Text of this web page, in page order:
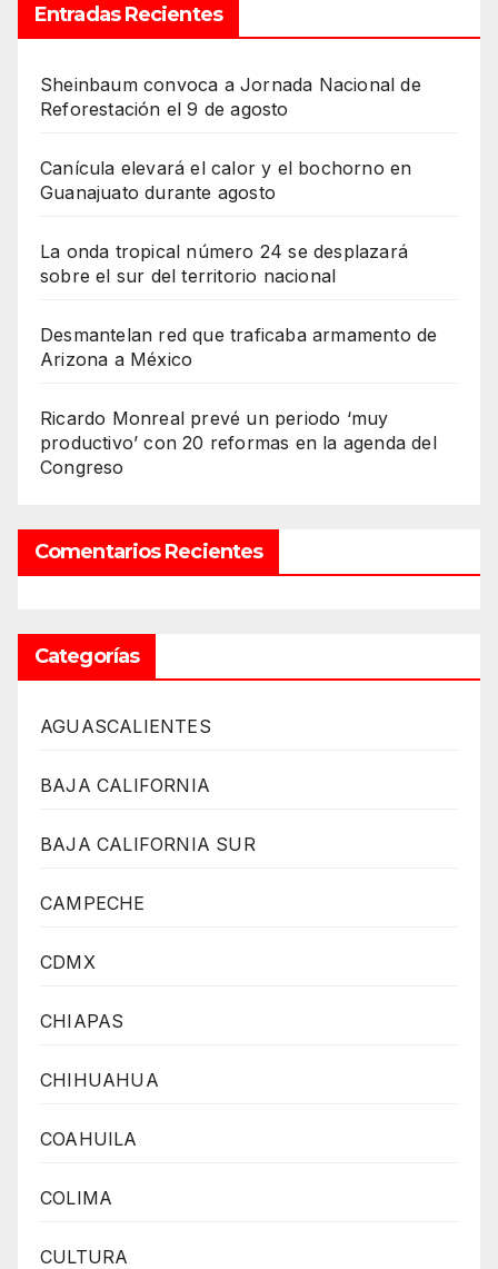
Entradas Recientes
Sheinbaum convoca a Jornada Nacional de
Reforestación el 9 de agosto
Canícula elevará el calor y el bochorno en
Guanajuato durante agosto
La onda tropical número 24 se desplazará
sobre el sur del territorio nacional
Desmantelan red que traficaba armamento de
Arizona a México
Ricardo Monreal prevé un periodo ‘muy
productivo’ con 20 reformas en la agenda del
Congreso
Comentarios Recientes
Categorías
AGUASCALIENTES
BAJA CALIFORNIA
BAJA CALIFORNIA SUR
CAMPECHE
CDMX
CHIAPAS
CHIHUAHUA
COAHUILA
COLIMA
CULTURA